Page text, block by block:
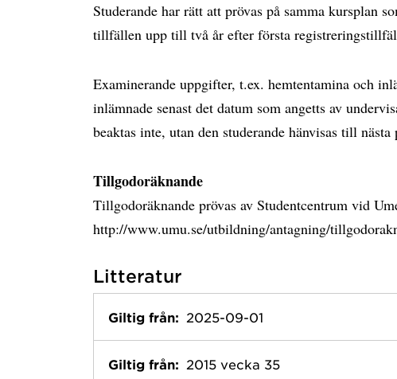
Studerande har rätt att prövas på samma kursplan
tillfällen upp till två år efter första
Examinerande uppgifter, t.ex. hemtentamina och
inlämnade senast det datum som angetts av
beaktas inte, utan den studerande hänvisas till
Tillgodoräknande
Tillgodoräknande prövas av Studentcentrum vid
http://www.umu.se/utbildning/antagning/
Litteratur
Giltig från: 2025-09-01
Giltig från: 2015 vecka 35